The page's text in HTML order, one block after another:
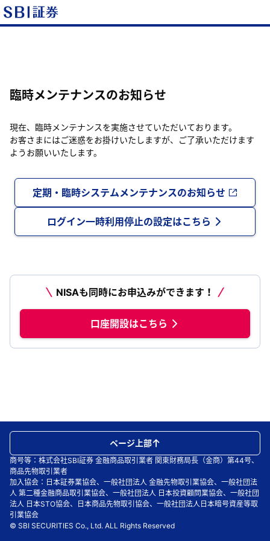
臨時メンテナンスのお知らせ
現在、臨時メンテナンスを実施させていただいております。
お客さまにはご迷惑をお掛けいたしますが、ご了承いただけます
ようお願いいたします。
定期・臨時システムメンテナンスのお知らせ
ログイン一時利用停止の設定はこちら
NISAも同時にお申込みができます！
口座開設はこちら
商号等：株式会社SBI証券 金融商品取引業者 関東財務局長（金商）第44号、
商品先物取引業者
加入協会：日本証券業協会、一般社団法人 金融先物取引業協会、一般社団法
人 第二種金融商品取引業協会、一般社団法人 日本投資顧問業協会、一般社団
法人 日本STO協会、日本商品先物取引協会、一般社団法人日本暗号資産等取
引業協会
© SBI SECURITIES Co., Ltd. ALL Rights Reserved
ページ上部